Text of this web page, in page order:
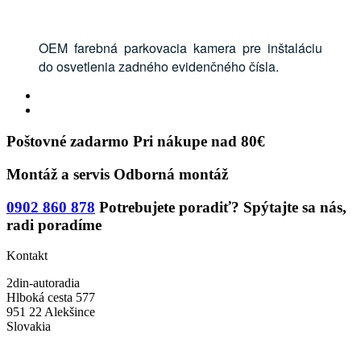
OEM farebná parkovacia kamera pre inštaláciu
do osvetlenia zadného evidenčného čísla.
Poštovné zadarmo Pri nákupe nad 80€
Montáž a servis Odborná montáž
0902 860 878 Potrebujete poradiť? Spýtajte sa nás,
radi poradíme
Kontakt
2din-autoradia
Hlboká cesta 577
951 22 Alekšince
Slovakia